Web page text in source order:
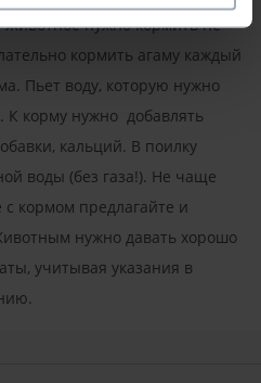
нужно кормить не
кормить агаму каждый
Пьет воду, которую нужно
К корму нужно добавлять
кальций. В поилку
воды (без газа!). Не чаще
с кормом предлагайте и
нужно давать хорошо
учитывая указания в